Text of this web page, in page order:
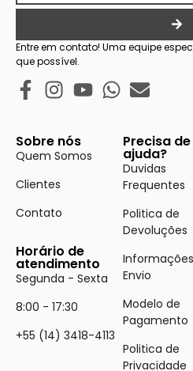
Entre em contato! Uma equipe
que possível.
Sobre nós
Quem Somos
Clientes
Contato
Horário de
atendimento
Segunda - Sexta
8:00 - 17:30
+55 (14) 3418-4113
Precisa de
ajuda?
Duvidas
Frequentes
Politica de
Devoluções
Envio
Modelo de
Pagamento
Politica de
Privacidade